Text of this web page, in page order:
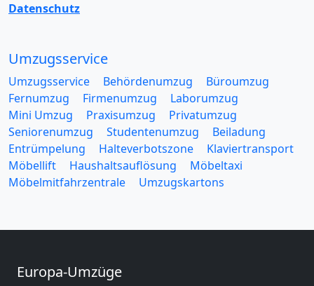
Datenschutz
Umzugsservice
Umzugsservice Behördenumzug
Büroumzug
Fernumzug
Firmenumzug
Laborumzug
Mini Umzug
Praxisumzug
Privatumzug
Seniorenumzug
Studentenumzug
Beiladung
Entrümpelung
Halteverbotszone
Klaviertransport
Möbellift
Haushaltsauflösung
Möbeltaxi
Möbelmitfahrzentrale
Umzugskartons
Europa-Umzüge